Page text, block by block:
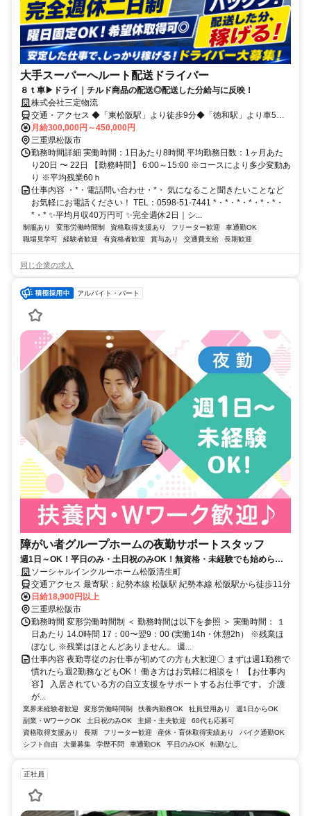
大手スーパーへルート配送ドライバー
８ｔ車▶ドライ｜チルド商品の配送◎配送した分給与に反映！
株式会社三定物流
交通・アクセス ◆「東松阪駅」より徒歩9分◆「徳和駅」より車5分
◆「松阪駅」より車6分
月給300,000円～450,000円
三重県松阪市
勤務時間詳細 実働時間：1日あたり8時間 平均勤務日数：1ヶ月あた
り20日 〜 22日 【勤務時間】 6:00～15:00 ※コースにより多少変動あ
り ※平均残業60ｈ
仕事内容 ・*・電話問い合わせ・*・ 気になること聞きたいことなど
お気軽にお電話ください！ TEL：0598-51-7441 *・*・*・*・*・*・
*・* ✨平均月収40万円可 ✨完全週休2日｜シ...
制服あり 変形労働時間制 資格取得支援あり フリーター歓迎
車通勤OK
職場見学可
経験者歓迎 有資格者歓迎 賞与あり 交通費支給 長期歓迎
同じ企業の求人
アルバイト・パート
障がい者グループホームの夜勤サポートスタッフ
週1日～OK！平日のみ・土日祝のみOK！無資格・未経験でも始められ
ます。目の前の人に喜んでいただくことに、一生懸命になれる仕事で
す。
ソーシャルインクルーホーム松阪清生町
交通アクセス 最寄駅：紀勢本線 松阪駅 紀勢本線 松阪駅から徒歩11分
日給18,900円以上
三重県松阪市
勤務時間 変形労働時間制 ＜ 勤務時間は以下を参照 ＞ 実働時間： １
日あたり 14.0時間 17：00〜翌9：00 (実働14h・休憩2h） ※残業ほ
ぼなし ※残業はほとんどありません。 週...
仕事内容 夜勤専従のお仕事が初めての方も大歓迎〇 まずは週1勤務で
慣れたら週2勤務などもOK！ 働き方はお気軽に相談を！ 【お仕事内
容】 入居されている方の自立支援をサポートするお仕事です。 介護
が...
業界未経験者歓迎 変形労働時間制 扶養内勤務OK 社員登用あり
週1日からOK
副業・WワークOK
土日祝のみOK 主婦・主夫歓迎
60代も応募可
資格取得支援あり
長期 フリーター歓迎 産休・育休取得実績あり
バイク通勤OK
シフト自由
大量募集 学歴不問 車通勤OK 平日のみOK 転勤なし
正社員